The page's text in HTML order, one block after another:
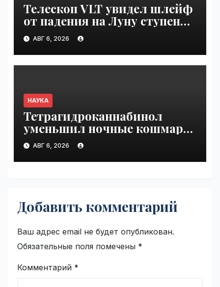
Телескоп VLT увидел шлейф
от падения на Луну ступени
ракеты Falcon 9 | VseTime.ru
АВГ 6, 2026
НАУКА
Тетрагидроканнабинол
уменьшил ночные кошмары
при ПТСР | VseTime.ru
АВГ 6, 2026
Добавить комментарий
Ваш адрес email не будет опубликован.
Обязательные поля помечены *
Комментарий *